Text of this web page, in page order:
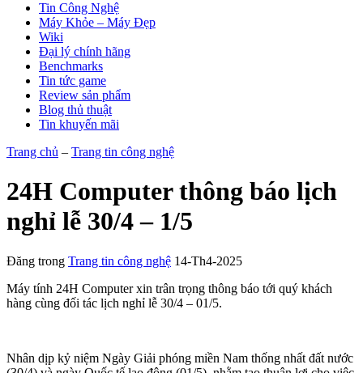
Tin Công Nghệ
Máy Khỏe – Máy Đẹp
Wiki
Đại lý chính hãng
Benchmarks
Tin tức game
Review sản phẩm
Blog thủ thuật
Tin khuyến mãi
Trang chủ – Trang tin công nghệ
24H Computer thông báo lịch
nghỉ lễ 30/4 – 1/5
Đăng trong Trang tin công nghệ 14-Th4-2025
Máy tính 24H Computer xin trân trọng thông báo tới quý khách
hàng cùng đối tác lịch nghỉ lễ 30/4 – 01/5.
Nhân dịp kỷ niệm Ngày Giải phóng miền Nam thống nhất đất nước